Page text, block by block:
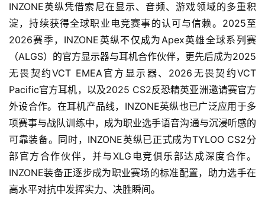
INZONE英纵凭借索尼在显示、音频、游戏领域的多重积
淀，持续获得全球职业电竞赛事的认可与信赖。2025至
2026赛季，INZONE英纵不仅成为Apex英雄全球系列赛
（ALGS）的官方显示器与耳机合作伙伴，更先后成为2025
无畏契约VCT EMEA官方显示器、2026无畏契约VCT
Pacific官方耳机，以及2025 CS2反恐精英亚洲邀请赛官方
外设合作。在耳机产品线，INZONE英纵也已广泛应用于多
项赛事与战队训练中，成为职业选手语音沟通与沉浸听感的
可靠装备。同时，INZONE英纵已正式成为TYLOO CS2分
部官方合作伙伴，并与XLG电竞俱乐部达成深度合作。
INZONE装备正逐步成为职业赛场的标准配置，助力选手在
高水平对抗中发挥实力、决胜瞬间。